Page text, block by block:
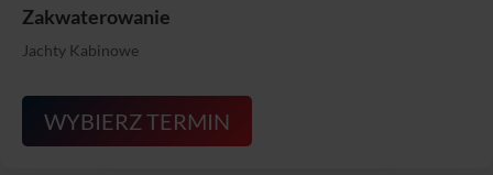
Zakwaterowanie
Jachty Kabinowe
WYBIERZ TERMIN